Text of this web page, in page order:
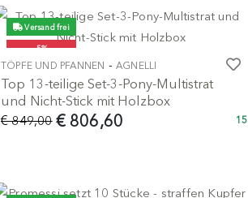
Versand frei
-5%
TÖPFE UND PFANNEN -AGNELLI
Top 13-teilige Set-3-Pony-Multistrat
und Nicht-Stick mit Holzbox
€ 806,60
€ 849,00 15